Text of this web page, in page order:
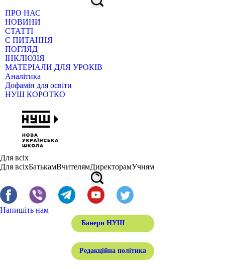
ПРО НАС
НОВИНИ
СТАТТІ
Є ПИТАННЯ
ПОГЛЯД
ІНКЛЮЗІЯ
МАТЕРІАЛИ ДЛЯ УРОКІВ
Аналітика
Дофамін для освіти
НУШ КОРОТКО
Для всіх
Для всіхБатькамВчителямДиректорамУчням
Напишіть нам
Банери НУШ
Редакційна політика